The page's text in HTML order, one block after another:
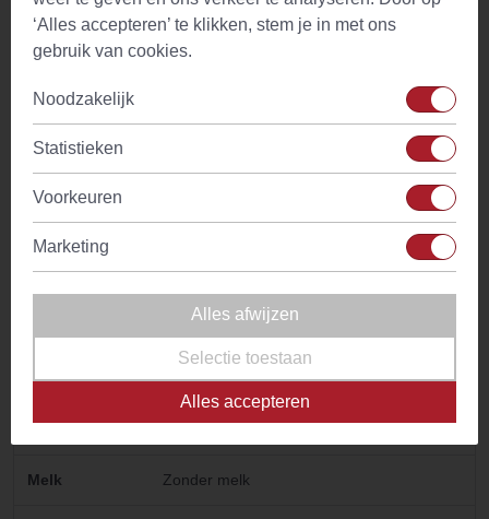
Temperatuur
water
100°C
Thee is geschikt voor gehele dag. Met
Ingredienten
Kenmerken
stimulerend aroma
Voor- en na de maaltijd
Cafeine Geen
Melk Zonder melk
‘Alles accepteren’ te klikken, stem je in met ons
gebruik van cookies.
Noodzakelijk
Statistieken
Voorkeuren
Marketing
Alles afwijzen
Selectie toestaan
Alles accepteren